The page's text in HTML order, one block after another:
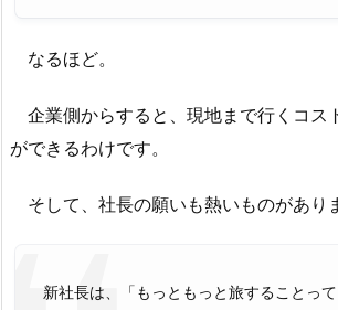
なるほど。
企業側からすると、現地まで行くコス
ができるわけです。
そして、社長の願いも熱いものがあり
新社長は、「もっともっと旅することっ